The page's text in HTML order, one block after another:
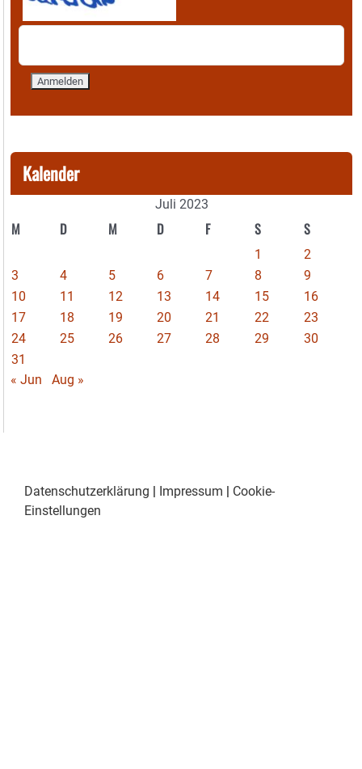
Kalender
Juli 2023
M D M D F S S
1
2
3
4 5 6 7 8
9
10
11 12 13 14 15
16
17
18 19 20 21 22
23
24
25 26 27 28 29
30
31
« Jun
Aug »
Datenschutzerklärung Impressum
Cookie-
Einstellungen